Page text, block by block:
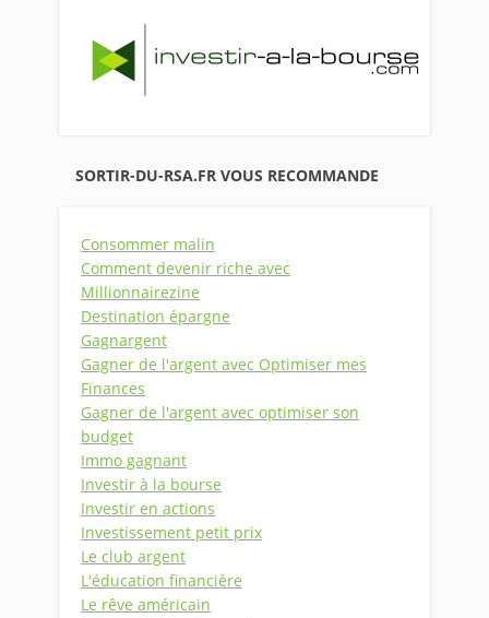
SORTIR-DU-RSA.FR VOUS RECOMMANDE
Consommer malin
Comment devenir riche avec
Millionnairezine
Destination épargne
Gagnargent
Gagner de l'argent avec Optimiser mes
Finances
Gagner de l'argent avec optimiser son
budget
Immo gagnant
Investir à la bourse
Investir en actions
Investissement petit prix
Le club argent
L'éducation financière
Le rêve américain